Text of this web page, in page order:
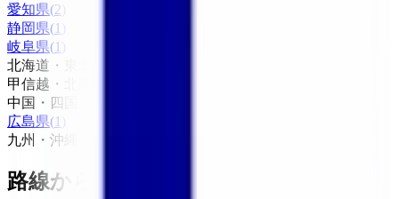
愛知県(2
静岡県(1
岐阜県(1
北海道・東北
甲信越・北陸
中国・四国
広島県(1
九州・沖縄
路線からさがす